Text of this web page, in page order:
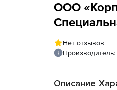
ООО
стандарт
Нет отзывов
Производитель:
Описание